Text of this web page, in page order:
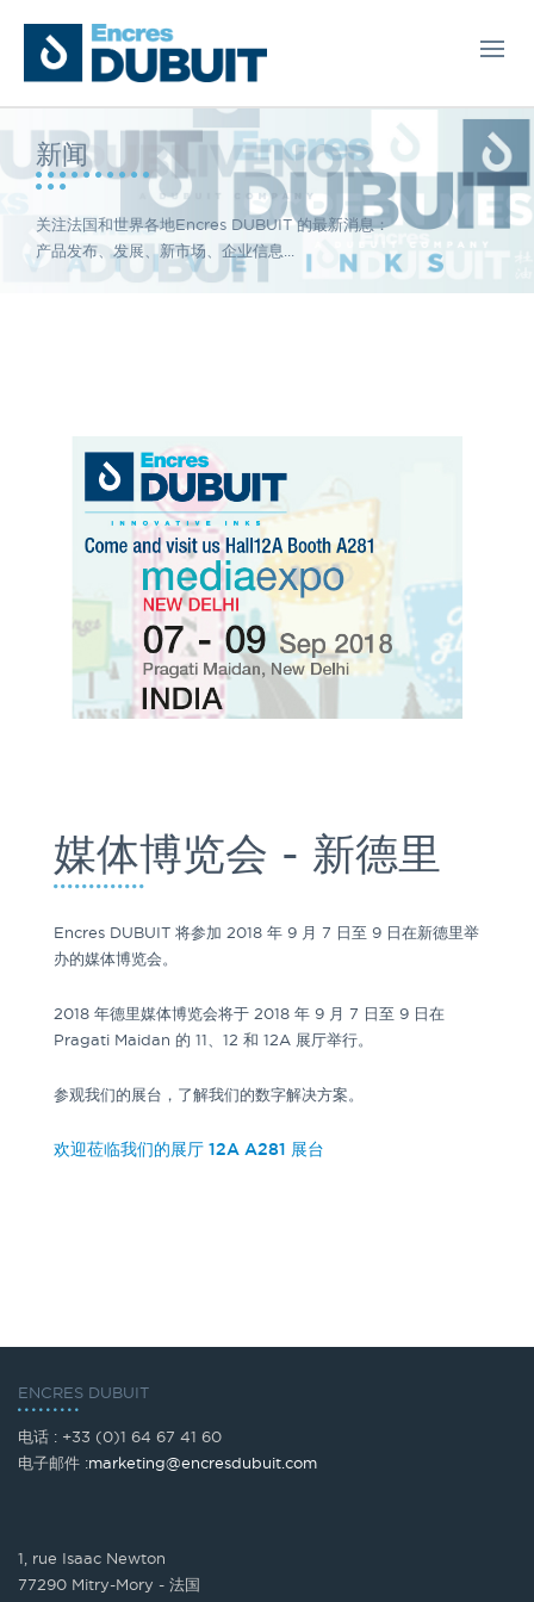
新闻
关注法国和世界各地Encres DUBUIT 的最新消息：
产品发布、发展、新市场、企业信息...
媒体博览会 - 新德里
Encres DUBUIT 将参加 2018 年 9 月 7 日至 9 日在新德里举
办的媒体博览会。
2018 年德里媒体博览会将于 2018 年 9 月 7 日至 9 日在
Pragati Maidan 的 11、12 和 12A 展厅举行。
参观我们的展台，了解我们的数字解决方案。
欢迎莅临我们的展厅 12A A281 展台
ENCRES DUBUIT
电话 : +33 (0)1 64 67 41 60
电子邮件 :marketing@encresdubuit.com
1, rue Isaac Newton
77290 Mitry-Mory - 法国